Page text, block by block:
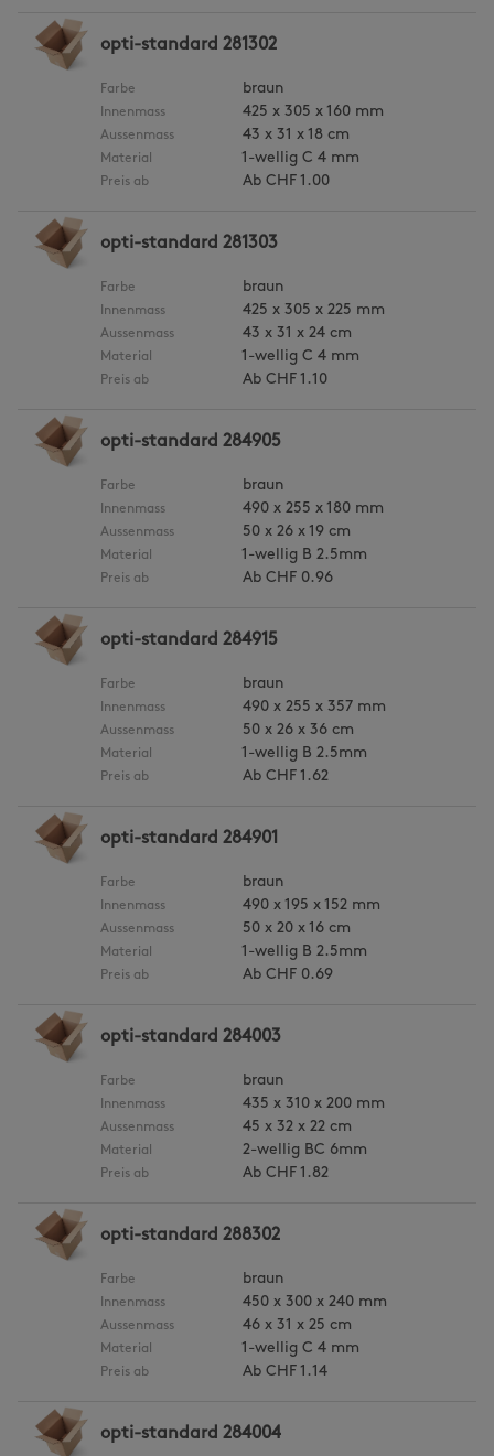
opti-standard 281302
Farbe braun
Innenmass 425 x 305 x 160 mm
Aussenmass 43 x 31 x 18 cm
Material 1-wellig C 4 mm
Preis ab Ab CHF 1.00
opti-standard 281303
Farbe braun
Innenmass 425 x 305 x 225 mm
Aussenmass 43 x 31 x 24 cm
Material 1-wellig C 4 mm
Preis ab Ab CHF 1.10
opti-standard 284905
Farbe braun
Innenmass 490 x 255 x 180 mm
Aussenmass 50 x 26 x 19 cm
Material 1-wellig B 2.5mm
Preis ab Ab CHF 0.96
opti-standard 284915
Farbe braun
Innenmass 490 x 255 x 357 mm
Aussenmass 50 x 26 x 36 cm
Material 1-wellig B 2.5mm
Preis ab Ab CHF 1.62
opti-standard 284901
Farbe braun
Innenmass 490 x 195 x 152 mm
Aussenmass 50 x 20 x 16 cm
Material 1-wellig B 2.5mm
Preis ab Ab CHF 0.69
opti-standard 284003
Farbe braun
Innenmass 435 x 310 x 200 mm
Aussenmass 45 x 32 x 22 cm
Material 2-wellig BC 6mm
Preis ab Ab CHF 1.82
opti-standard 288302
Farbe braun
Innenmass 450 x 300 x 240 mm
Aussenmass 46 x 31 x 25 cm
Material 1-wellig C 4 mm
Preis ab Ab CHF 1.14
opti-standard 284004